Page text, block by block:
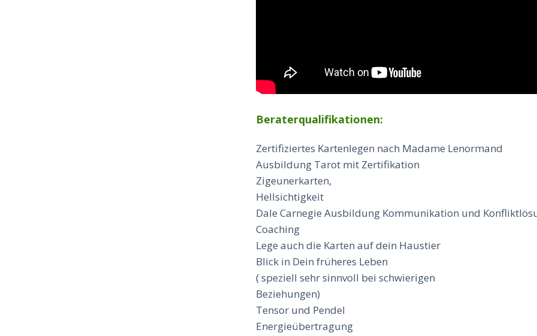
Beraterqualifikationen:
Zertifiziertes Kartenlegen nach Madame Lenormand
Ausbildung Tarot mit Zertifikation
Zigeunerkarten,
Hellsichtigkeit
Dale Carnegie Ausbildung Kommunikation und
Coaching
Lege auch die Karten auf dein Haustier
Blick in Dein früheres Leben
( speziell sehr sinnvoll bei schwierigen
Beziehungen)
Tensor und Pendel
Energieübertragung